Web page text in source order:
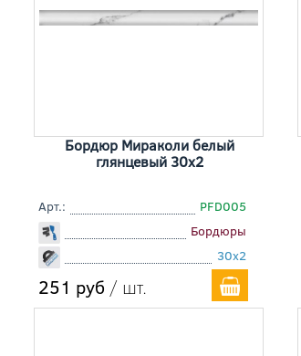
Бордюр Мираколи белый
глянцевый 30x2
Арт.:
PFD005
Бордюры
30x2
251 руб / шт.